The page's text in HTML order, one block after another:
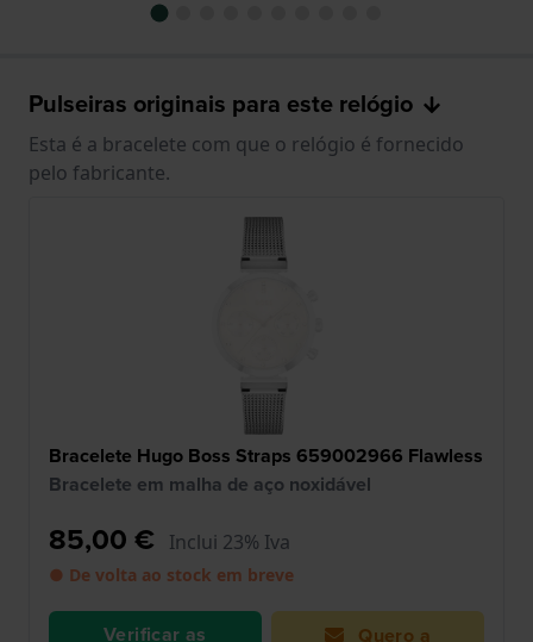
Pulseiras originais para este relógio
Esta é a bracelete com que o relógio é fornecido
pelo fabricante.
Bracelete Hugo Boss Straps 659002966 Flawless
Bracelete em malha de aço noxidável
85,00 € Inclui 23% Iva
● De volta ao stock em breve
Verificar as Quero a